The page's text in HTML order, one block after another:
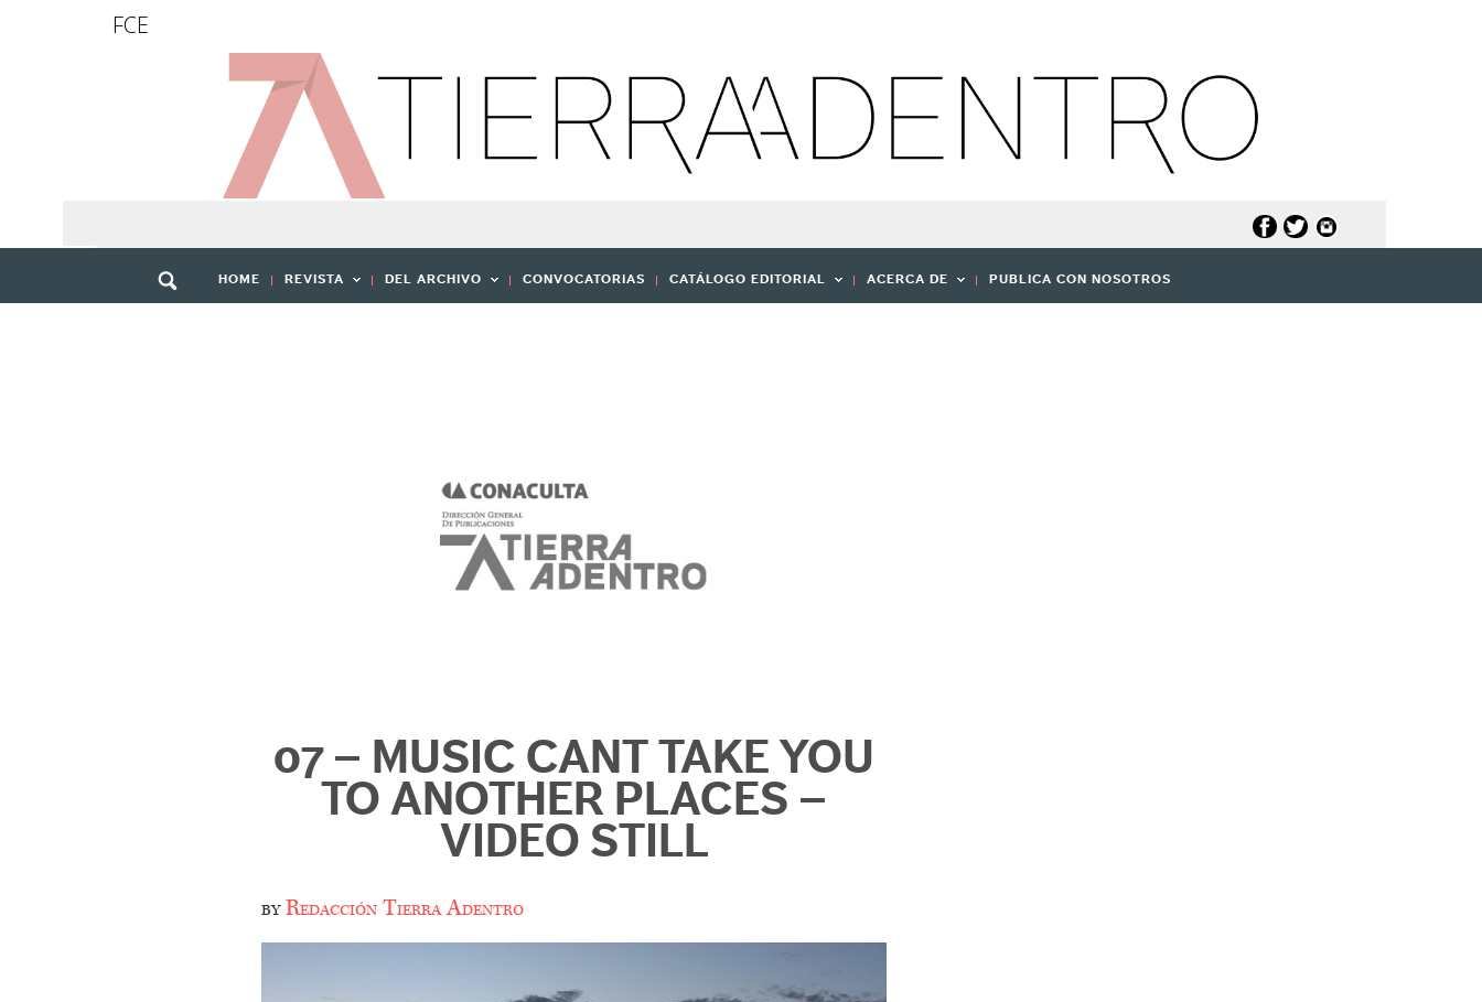
FCE
HOME REVISTA DEL ARCHIVO CONVOCATORIAS CATÁLOGO EDITORIAL ACERCA DE PUBLICA CON NOSOTROS
07 – MUSIC CANT TAKE YOU
TO ANOTHER PLACES –
VIDEO STILL
byRedacción Tierra Adentro